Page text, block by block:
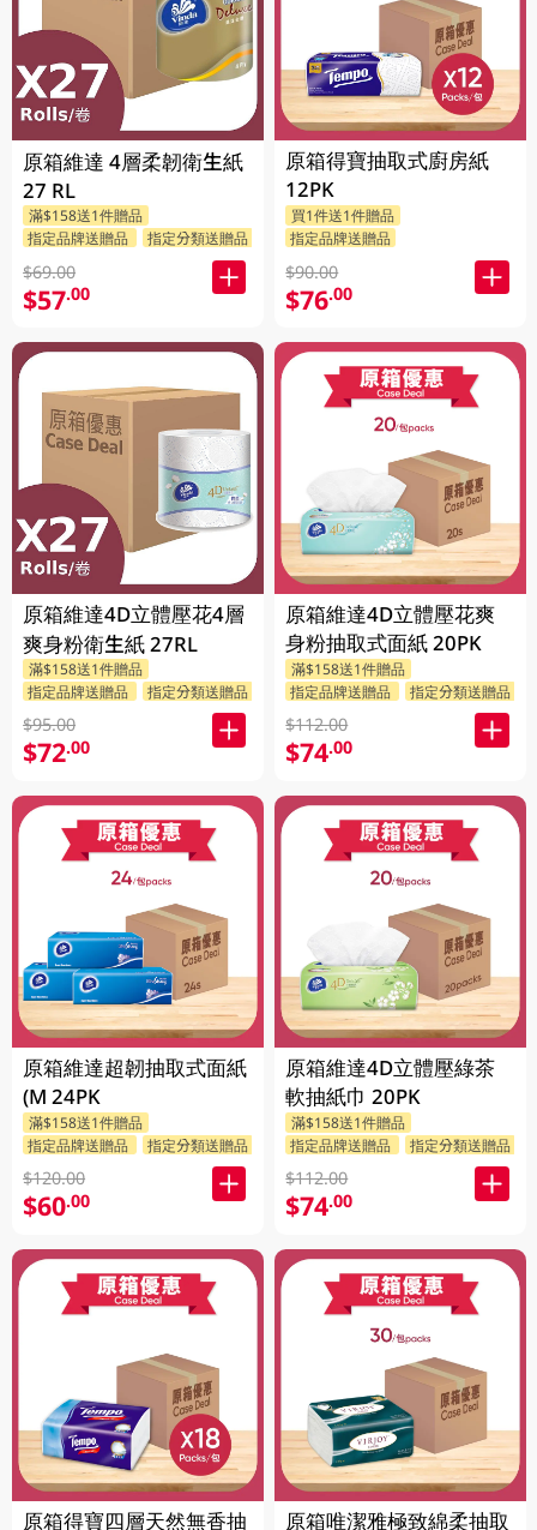
原箱維達 4層柔韌衛生紙
27 RL
滿$158送1件贈品
指定品牌送贈品
指定分類送贈品
$69.00
$57.00
原箱維達4D立體壓花4層
爽身粉衛生紙 27RL
滿$158送1件贈品
指定品牌送贈品
指定分類送贈品
$95.00
$72.00
原箱維達超韌抽取式面紙
(M 24PK
滿$158送1件贈品
指定品牌送贈品
指定分類送贈品
$120.00
$60.00
原箱得寶四層天然無香抽
原箱得寶抽取式廚房紙
12PK
買1件送1件贈品
指定品牌送贈品
$90.00
$76.00
原箱維達4D立體壓花爽
身粉抽取式面紙 20PK
滿$158送1件贈品
指定品牌送贈品
指定分類送贈品
$112.00
$74.00
原箱維達4D立體壓綠茶
軟抽紙巾 20PK
滿$158送1件贈品
指定品牌送贈品
指定分類送贈品
$112.00
$74.00
原箱唯潔雅極致綿柔抽取